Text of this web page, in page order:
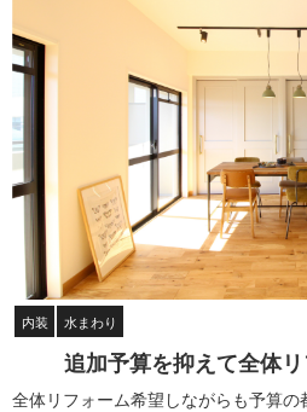
内装 水まわり
追加予算を抑えて全体
全体リフォーム希望しながらも予算の